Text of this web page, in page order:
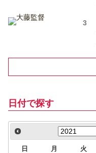
日付で探す
日 月 火